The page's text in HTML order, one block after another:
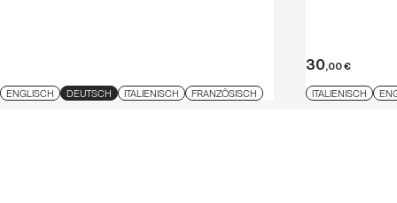
ENGLISCH DEUTSCH ITALIENISCH FRANZÖSISCH
30,00€
ITALIENISCH